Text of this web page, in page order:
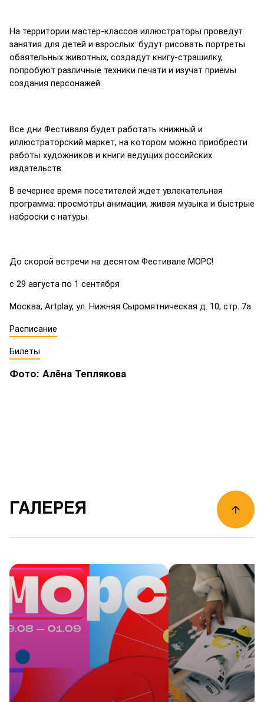
На территории мастер-классов иллюстраторы проведут
занятия для детей и взрослых: будут рисовать портреты
обаятельных животных, создадут книгу-страшилку,
попробуют различные техники печати и изучат приемы
создания персонажей.
Все дни Фестиваля будет работать книжный и
иллюстраторский маркет, на котором можно приобрести
работы художников и книги ведущих российских
издательств.
В вечернее время посетителей ждет увлекательная
программа: просмотры анимации, живая музыка и быстрые
наброски с натуры.
До скорой встречи на десятом Фестивале МОРС!
с 29 августа по 1 сентября
Москва, Artplay, ул. Нижняя Сыромятническая д. 10, стр. 7а
Расписание
Билеты
Фото: Алёна Теплякова
ГАЛЕРЕЯ